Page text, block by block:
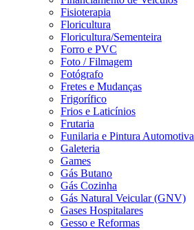
Fisioterapia
Floricultura
Floricultura/Sementeira
Forro e PVC
Foto / Filmagem
Fotógrafo
Fretes e Mudanças
Frigorífico
Frios e Laticínios
Frutaria
Funilaria e Pintura Automotiva
Galeteria
Games
Gás Butano
Gás Cozinha
Gás Natural Veicular (GNV)
Gases Hospitalares
Gesso e Reformas